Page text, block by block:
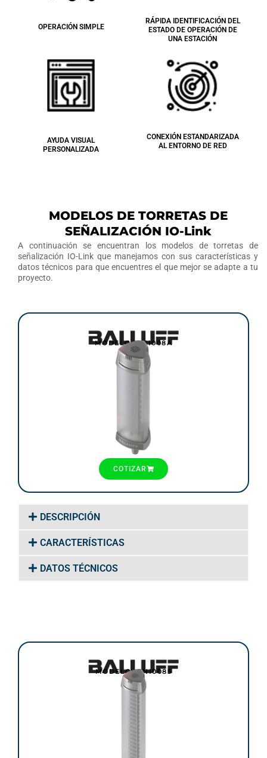
OPERACIÓN SIMPLE
RÁPIDA IDENTIFICACIÓN DEL
ESTADO DE OPERACIÓN DE
UNA ESTACIÓN
AYUDA VISUAL
PERSONALIZADA
CONEXIÓN ESTANDARIZADA
AL ENTORNO DE RED
MODELOS DE TORRETAS DE
SEÑALIZACIÓN IO-Link
A continuación se encuentran los modelos de torretas de
señalización IO-Link que manejamos con sus características y
datos técnicos para que encuentres el que mejor se adapte a tu
proyecto.
MODELO: BNI008A
COTIZAR
DESCRIPCIÓN
CARACTERÍSTICAS
DATOS TÉCNICOS
MODELO: BNI0085